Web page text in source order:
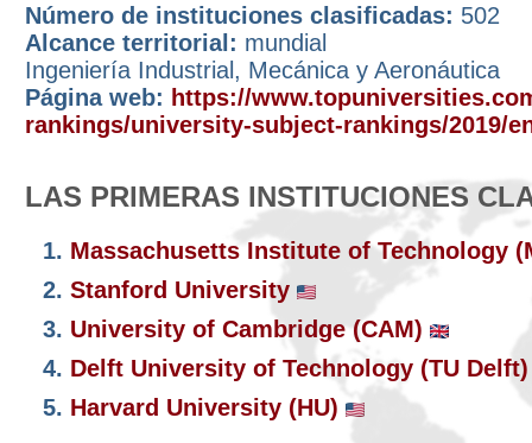
Número de instituciones clasificadas: 502
Alcance territorial: mundial
Ingeniería Industrial, Mecánica y Aeronáutica
Página web: https://
rankings/university-subject-rankings/2019/
LAS PRIMERAS INSTITUCIONES
1. Massachusetts Institute of Technology
2. Stanford University
3. University of Cambridge (CAM)
4. Delft University of Technology (TU
5. Harvard University (HU)